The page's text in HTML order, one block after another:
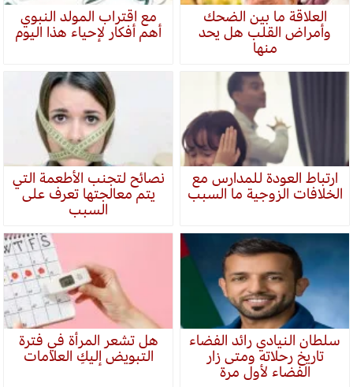
العلاقة ما بين الضحك
وأمراض القلب هل يحد
منها
مع اقتراب المولد النبوي
أهم أفكار لإحياء هذا اليوم
ارتباط العودة للمدارس مع
الخلافات الزوجية ما السبب
نصائح لتجنب الأطعمة التي
يتم معالجتها تعرف على
السبب
سلطان النيادي رائد الفضاء
تاريخ رحلاته ومتى زار
الفضاء لأول مرة
هل تشعر المرأة في فترة
التبويض إليكِ العلامات